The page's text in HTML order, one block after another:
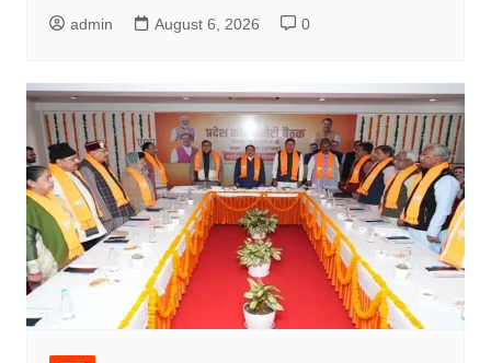
admin August 6, 2026 0